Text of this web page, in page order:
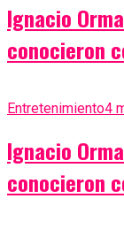
Ignacio
conocieron
Entretenimiento4
Ignacio
conocieron